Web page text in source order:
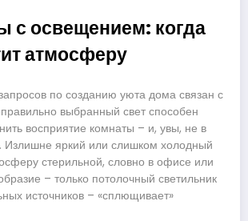
с освещением: когда
атмосферу
по созданию уюта дома связан с
выбранный свет способен
восприятие комнаты – и, увы, не в
Излишне яркий или слишком холодный
стерильной, словно в офисе или
– только потолочный светильник
источников – «сплющивает»